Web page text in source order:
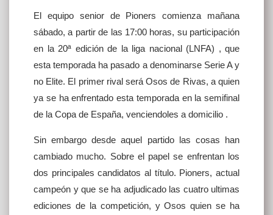
El equipo senior de Pioners comienza mañana
sábado, a partir de las 17:00 horas, su participación
en la 20ª edición de la liga nacional (LNFA) , que
esta temporada ha pasado a denominarse Serie A y
no Elite. El primer rival será Osos de Rivas, a quien
ya se ha enfrentado esta temporada en la semifinal
de la Copa de España, venciendoles a domicilio .
Sin embargo desde aquel partido las cosas han
cambiado mucho. Sobre el papel se enfrentan los
dos principales candidatos al título. Pioners, actual
campeón y que se ha adjudicado las cuatro ultimas
ediciones de la competición, y Osos quien se ha